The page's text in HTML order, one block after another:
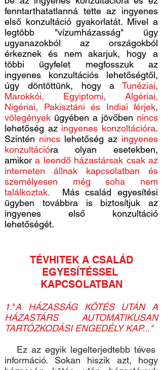
fenntarthatatlanná tette az ingyenes
első konzultáció gyakorlatát. Mivel a
legtöbb "vízumházasság" ügy
ugyanazokból az országokból
érkeznek és nem akarjuk, hogy a
többi ügyfelet megfosszuk az
ingyenes konzultációs lehetőségtől,
úgy döntöttünk, hogy a Tunéziai,
Marokkói, Egyiptomi, Algériai,
Nigériai, Pakisztáni és Indiai férjek,
völegények ügyében a jövőben nincs
lehetőség azingyenes konzoltációra.
Szintén nincs lehetőség az ingyenes
konzultációra olyan esetekben,
amikora leendő házastársak csak az
interneten állnak kapcsolatban és
személyesen még soha nem
találkoztak.
Más család egyesítési
ügyben továbbra is biztosítjuk az
ingyenes első konzultáció
lehetőségét.
TÉVHITEK A CSALÁD
EGYESÍTÉSSEL ​
KAPCSOLATBAN
1."A HÁZASSÁG KÖTÉS UTÁN A
HÁZASTÁRS AUTOMATIKUSAN
TARTÓZKODÁSI ENGEDÉLY KAP..."
Ez az egyik legelterjedtebb téves
információ. Sokan hiszik azt, hogy